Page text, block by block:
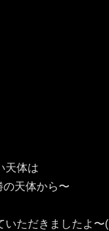
天体は
の天体から〜
ただきましたよ〜